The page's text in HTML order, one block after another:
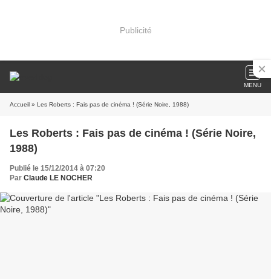
Publicité
MENU
Accueil » Les Roberts : Fais pas de cinéma ! (Série Noire, 1988)
Les Roberts : Fais pas de cinéma ! (Série Noire,
1988)
Publié le 15/12/2014 à 07:20
Par Claude LE NOCHER